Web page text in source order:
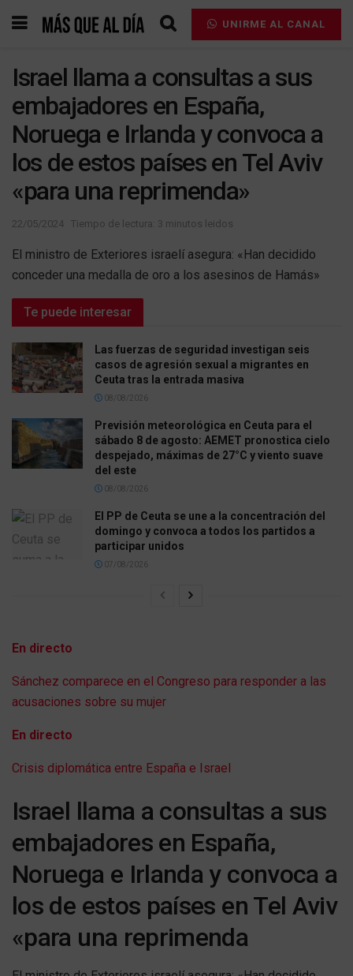
UNIRME AL CANAL
Israel llama a consultas a sus
embajadores en España,
Noruega e Irlanda y convoca a
los de estos países en Tel Aviv
«para una reprimenda»
22/05/2024 Tiempo de lectura: 3 minutos leidos
El ministro de Exteriores israelí asegura: «Han decidido
conceder una medalla de oro a los asesinos de Hamás»
Te puede interesar
Las fuerzas de seguridad investigan seis
casos de agresión sexual a migrantes en
Ceuta tras la entrada masiva
08/08/2026
Previsión meteorológica en Ceuta para el
sábado 8 de agosto: AEMET pronostica cielo
despejado, máximas de 27°C y viento suave
del este
08/08/2026
El PP de Ceuta se une a la concentración del
domingo y convoca a todos los partidos a
participar unidos
07/08/2026
En directo
Sánchez comparece en el Congreso para responder a las
acusaciones sobre su mujer
En directo
Crisis diplomática entre España e Israel
Israel llama a consultas a sus
embajadores en España,
Noruega e Irlanda y convoca a
los de estos países en Tel Aviv
«para una reprimenda